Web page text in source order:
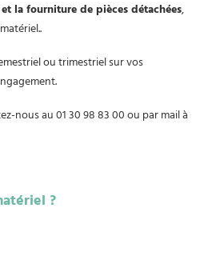
la fourniture de pièces détachées,
ou trimestriel sur vos
nous au 01 30 98 83 00 ou par mail à
?